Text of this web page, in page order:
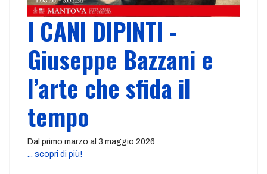
I CANI DIPINTI -
Giuseppe Bazzani e
l’arte che sfida il
tempo
Dal primo marzo al 3 maggio 2026
... scopri di più!